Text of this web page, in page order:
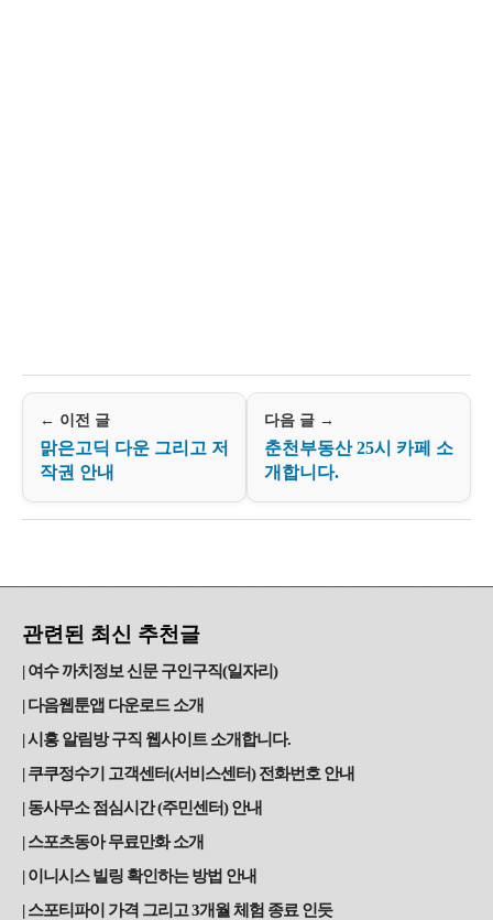
← 이전 글
맑은고딕 다운 그리고 저
작권 안내
다음 글 →
춘천부동산 25시 카페 소
개합니다.
관련된 최신 추천글
여수 까치정보 신문 구인구직(일자리)
다음웹툰앱 다운로드 소개
시흥 알림방 구직 웹사이트 소개합니다.
쿠쿠정수기 고객센터(서비스센터) 전화번호 안내
동사무소 점심시간 (주민센터) 안내
스포츠동아 무료만화 소개
이니시스 빌링 확인하는 방법 안내
스포티파이 가격 그리고 3개월 체험 종료 인듯